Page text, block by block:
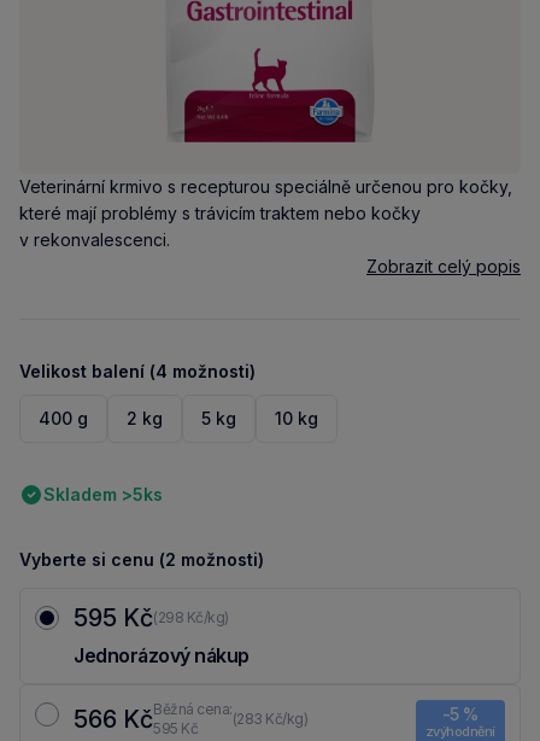
Veterinární krmivo s recepturou speciálně určenou pro kočky,
které mají problémy s trávicím traktem nebo kočky
v rekonvalescenci.
Zobrazit celý popis
Velikost balení (4 možnosti)
400 g 2 kg 5 kg 10 kg
Skladem >5ks
Vyberte si cenu (2 možnosti)
595 Kč(298 Kč/kg)
Jednorázový nákup
566 KčBěžná cena:
595 Kč
(283 Kč/kg) -5 %
zvýhodnění